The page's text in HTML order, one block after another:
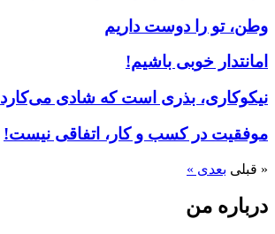
وطن، تو را دوست داریم
امانتدار خوبی باشیم!
نیکوکاری، بذری است که شادی می‌کارد
موفقیت در کسب و کار، اتفاقی نیست!
« قبلی بعدی »
درباره من